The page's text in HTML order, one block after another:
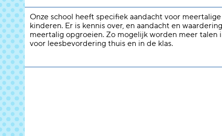
Onze school heeft specifiek aandacht voor
kinderen. Er is kennis over, en aandacht en
meertalig opgroeien. Zo mogelijk worden meer talen
voor leesbevordering thuis en in de klas.